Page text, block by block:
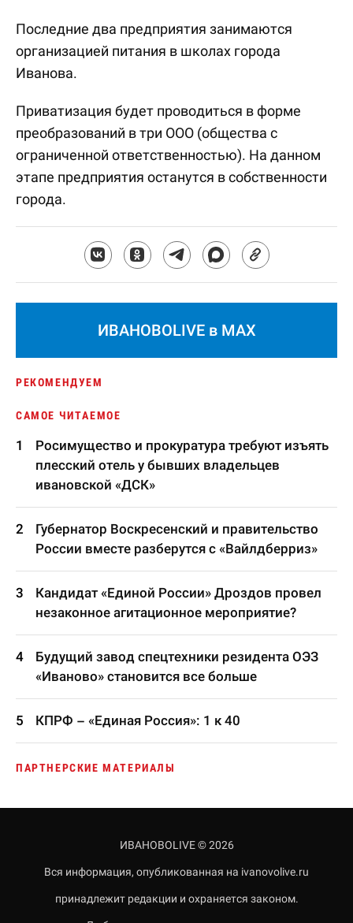
Последние два предприятия занимаются
организацией питания в школах города
Иванова.
Приватизация будет проводиться в форме
преобразований в три ООО (общества с
ограниченной ответственностью). На данном
этапе предприятия останутся в собственности
города.
ИВАНОВОLIVE в MAX
РЕКОМЕНДУЕМ
САМОЕ ЧИТАЕМОЕ
Росимущество и прокуратура требуют изъять
плесский отель у бывших владельцев
ивановской «ДСК»
Губернатор Воскресенский и правительство
России вместе разберутся с «Вайлдберриз»
Кандидат «Единой России» Дроздов провел
незаконное агитационное мероприятие?
Будущий завод спецтехники резидента ОЭЗ
«Иваново» становится все больше
КПРФ – «Единая Россия»: 1 к 40
ПАРТНЕРСКИЕ МАТЕРИАЛЫ
ИВАНОВОLIVE © 2026
Вся информация, опубликованная на ivanovolive.ru
принадлежит редакции и охраняется законом.